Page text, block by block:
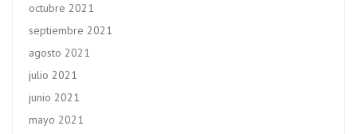
octubre 2021
septiembre 2021
agosto 2021
julio 2021
junio 2021
mayo 2021